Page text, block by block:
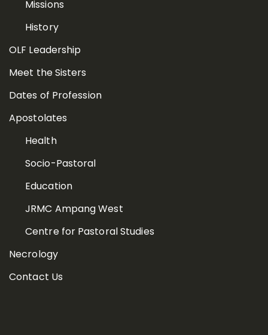
Missions
History
OLF Leadership
Meet the Sisters
Dates of Profession
Apostolates
Health
Socio-Pastoral
Education
JRMC Ampang West
Centre for Pastoral Studies
Necrology
Contact Us